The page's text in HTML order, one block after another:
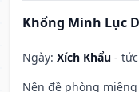
Khổng Minh Lục
Ngày: Xích Khẩu -
Nên đề phòng